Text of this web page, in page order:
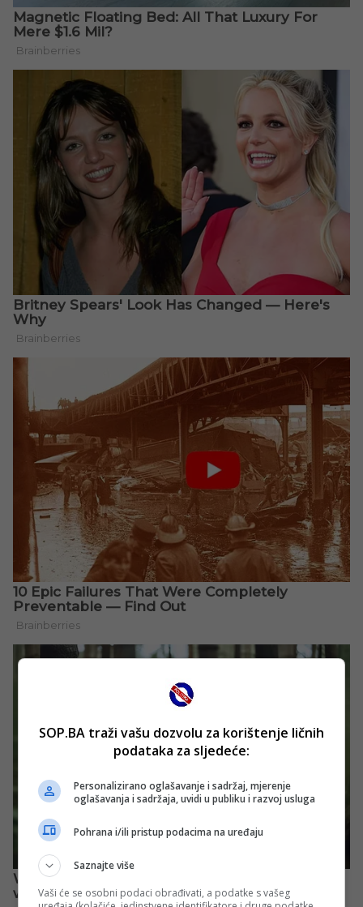
SOP.BA traži vašu dozvolu za korištenje ličnih
podataka za sljedeće:
Personalizirano oglašavanje i sadržaj, mjerenje
oglašavanja i sadržaja, uvidi u publiku i razvoj usluga
Pohrana i/ili pristup podacima na uređaju
Saznajte više
Vaši će se osobni podaci obrađivati, a podatke s vašeg